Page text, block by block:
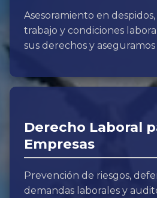
Asesoramiento en
trabajo y condiciones
sus derechos y
Derecho Laboral
Empresas
Prevención de riesgos,
demandas laborales y